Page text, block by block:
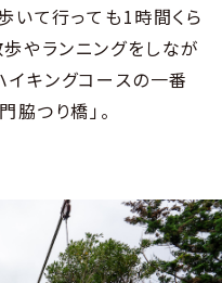
いて行っても1時間くら
やランニングをしなが
イキングコースの一番
つり橋」。